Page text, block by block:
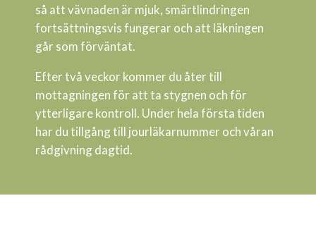
så att vävnaden är mjuk, smärtlindringen
fortsättningsvis fungerar och att läkningen
går som förväntat.
Efter två veckor kommer du åter till
mottagningen för att ta stygnen och för
ytterligare kontroll. Under hela första tiden
har du tillgång till jourläkarnummer och våran
rådgivning dagtid.